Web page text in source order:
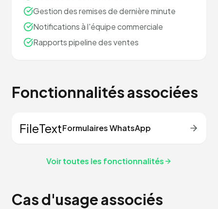
Gestion des remises de dernière minute
Notifications à l'équipe commerciale
Rapports pipeline des ventes
Fonctionnalités associées
FileTextFormulaires WhatsApp
Voir toutes les fonctionnalités
Cas d'usage associés